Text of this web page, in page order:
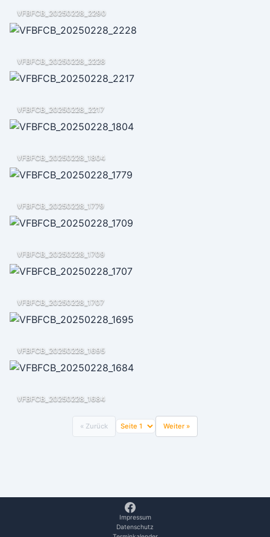
VFBFCB_20250228_2290
VFBFCB_20250228_2228
VFBFCB_20250228_2217
VFBFCB_20250228_1804
VFBFCB_20250228_1779
VFBFCB_20250228_1709
VFBFCB_20250228_1707
VFBFCB_20250228_1695
VFBFCB_20250228_1684
« Zurück Weiter »
Impressum
Datenschutz